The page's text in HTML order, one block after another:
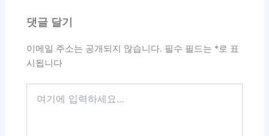
댓글 달기
이메일 주소는 공개되지 않습니다. 필수 필드는 *로 표
시됩니다